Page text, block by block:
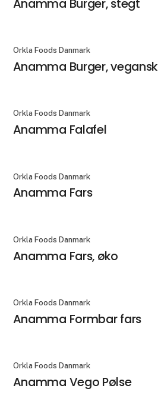
Anamma Burger, stegt
Orkla Foods Danmark
Anamma Burger, vegansk
Orkla Foods Danmark
Anamma Falafel
Orkla Foods Danmark
Anamma Fars
Orkla Foods Danmark
Anamma Fars, øko
Orkla Foods Danmark
Anamma Formbar fars
Orkla Foods Danmark
Anamma Vego Pølse